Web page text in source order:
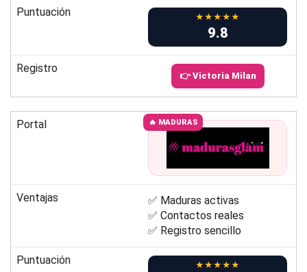
Puntuación ★★★★★
9.8
Registro
👉 Victoria Milan
Portal 🔥 MADURAS
Ventajas
✅ Maduras activas
✅ Contactos reales
✅ Registro sencillo
Puntuación ★★★★★